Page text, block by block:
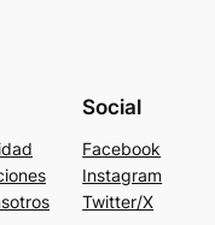
Social
Facebook
Instagram
Twitter/X